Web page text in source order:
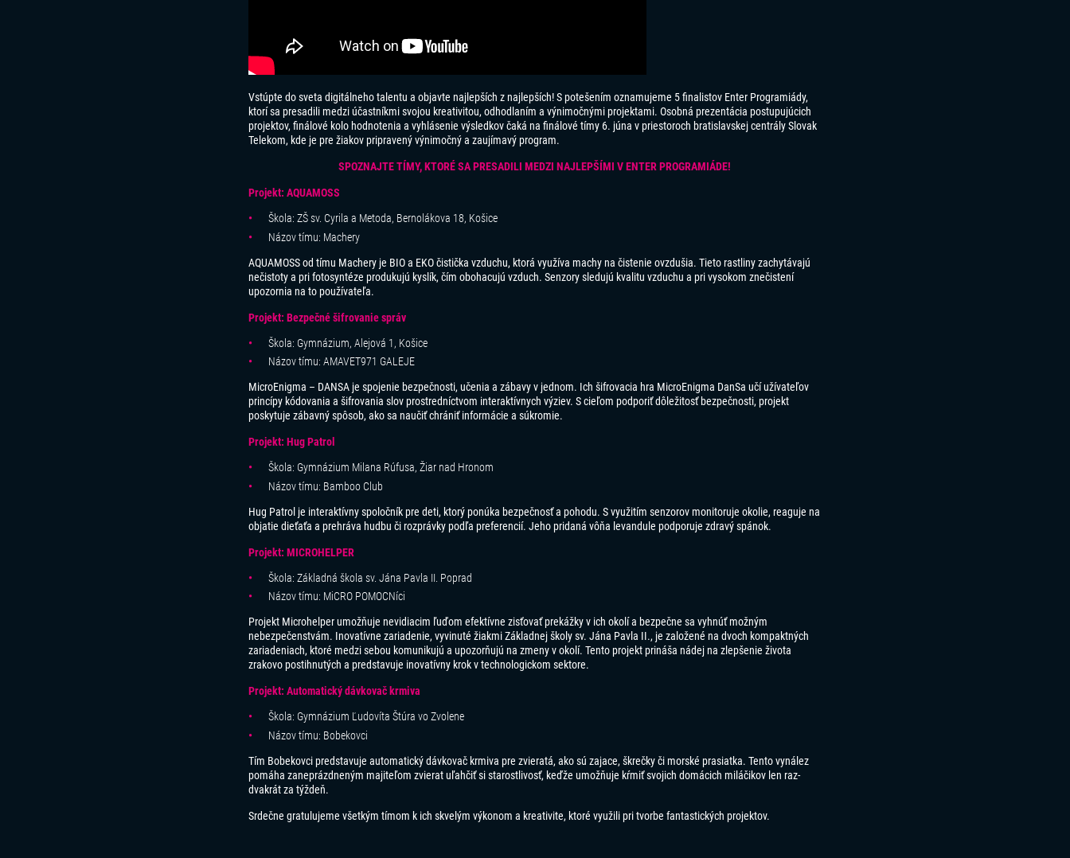
Vstúpte do sveta digitálneho talentu a objavte najlepších z najlepších! S potešením oznamujeme 5 finalistov Enter Programiády,
ktorí sa presadili medzi účastníkmi svojou kreativitou, odhodlaním a výnimočnými projektami. Osobná prezentácia postupujúcich
projektov, finálové kolo hodnotenia a vyhlásenie výsledkov čaká na finálové tímy 6. júna v priestoroch bratislavskej centrály Slovak
Telekom, kde je pre žiakov pripravený výnimočný a zaujímavý program.
SPOZNAJTE TÍMY, KTORÉ SA PRESADILI MEDZI NAJLEPŠÍMI V ENTER PROGRAMIÁDE!
Projekt: AQUAMOSS
Škola: ZŠ sv. Cyrila a Metoda, Bernolákova 18, Košice
Názov tímu: Machery
AQUAMOSS od tímu Machery je BIO a EKO čistička vzduchu, ktorá využíva machy na čistenie ovzdušia. Tieto rastliny zachytávajú
nečistoty a pri fotosyntéze produkujú kyslík, čím obohacujú vzduch. Senzory sledujú kvalitu vzduchu a pri vysokom znečistení
upozornia na to používateľa.
Projekt: Bezpečné šifrovanie správ
Škola: Gymnázium, Alejová 1, Košice
Názov tímu: AMAVET971 GALEJE
MicroEnigma – DANSA je spojenie bezpečnosti, učenia a zábavy v jednom. Ich šifrovacia hra MicroEnigma DanSa učí užívateľov
princípy kódovania a šifrovania slov prostredníctvom interaktívnych výziev. S cieľom podporiť dôležitosť bezpečnosti, projekt
poskytuje zábavný spôsob, ako sa naučiť chrániť informácie a súkromie.
Projekt: Hug Patrol
Škola: Gymnázium Milana Rúfusa, Žiar nad Hronom
Názov tímu: Bamboo Club
Hug Patrol je interaktívny spoločník pre deti, ktorý ponúka bezpečnosť a pohodu. S využitím senzorov monitoruje okolie, reaguje na
objatie dieťaťa a prehráva hudbu či rozprávky podľa preferencií. Jeho pridaná vôňa levandule podporuje zdravý spánok.
Projekt: MICROHELPER
Škola: Základná škola sv. Jána Pavla II. Poprad
Názov tímu: MiCRO POMOCNíci
Projekt Microhelper umožňuje nevidiacim ľuďom efektívne zisťovať prekážky v ich okolí a bezpečne sa vyhnúť možným
nebezpečenstvám. Inovatívne zariadenie, vyvinuté žiakmi Základnej školy sv. Jána Pavla II., je založené na dvoch kompaktných
zariadeniach, ktoré medzi sebou komunikujú a upozorňujú na zmeny v okolí. Tento projekt prináša nádej na zlepšenie života
zrakovo postihnutých a predstavuje inovatívny krok v technologickom sektore.
Projekt: Automatický dávkovač krmiva
Škola: Gymnázium Ľudovíta Štúra vo Zvolene
Názov tímu: Bobekovci
Tím Bobekovci predstavuje automatický dávkovač krmiva pre zvieratá, ako sú zajace, škrečky či morské prasiatka. Tento vynález
pomáha zaneprázdneným majiteľom zvierat uľahčiť si starostlivosť, keďže umožňuje kŕmiť svojich domácich miláčikov len raz-
dvakrát za týždeň.
Srdečne gratulujeme všetkým tímom k ich skvelým výkonom a kreativite, ktoré využili pri tvorbe fantastických projektov.